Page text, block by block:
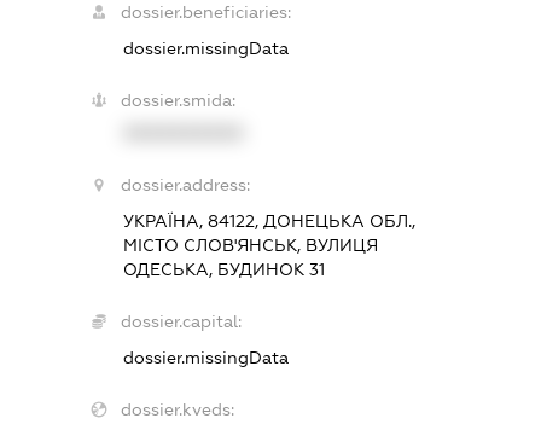
dossier.beneficiaries:
dossier.missingData
dossier.smida:
dossier.address:
УКРАЇНА, 84122, ДОНЕЦЬКА ОБЛ.,
МІСТО СЛОВ'ЯНСЬК, ВУЛИЦЯ
ОДЕСЬКА, БУДИНОК 31
dossier.capital:
dossier.missingData
dossier.kveds: